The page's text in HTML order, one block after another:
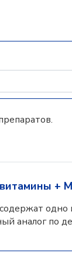
+
аналог по